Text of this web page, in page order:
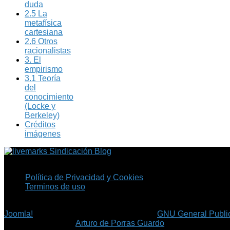
duda
2.5 La
metafísica
cartesiana
2.6 Otros
racionalistas
3. El
empirismo
3.1 Teoría
del
conocimiento
(Locke y
Berkeley)
Créditos
imágenes
Sindicación Blog
Política de Privacidad y Cookies
Terminos de uso
Joomla!
GNU General
©Arturo de Porras Guardo